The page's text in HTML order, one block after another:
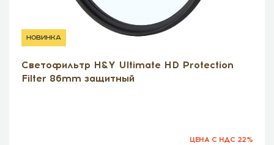
новинка
Светофильтр H&Y Ultimate HD Protection
Filter 86mm защитный
ЦЕНА С НДС 22%